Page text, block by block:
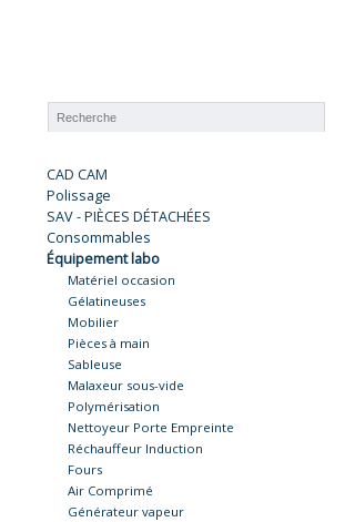
CAD CAM
Polissage
SAV - PIÈCES DÉTACHÉES
Consommables
Équipement labo
Matériel occasion
Gélatineuses
Mobilier
Pièces à main
Sableuse
Malaxeur sous-vide
Polymérisation
Nettoyeur Porte Empreinte
Réchauffeur Induction
Fours
Air Comprimé
Générateur vapeur